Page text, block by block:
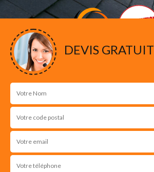
DEVIS GRATUIT